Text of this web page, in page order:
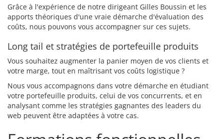
Grâce à l'expérience de notre dirigeant Gilles Boussin et les
apports théoriques d'une vraie démarche d'évaluation des
coûts, nous pouvons vous accompagner sur ces sujets.
Long tail et stratégies de portefeuille produits
Vous souhaitez augmenter la panier moyen de vos clients et
votre marge, tout en maîtrisant vos coûts logistique ?
Nous vous accompagnons dans votre démarche en étudiant
votre portefeuille produits, celui de vos concurrents, et en
analysant comme les stratégies gagnantes des leaders du
web peuvent être adaptées à votre cas.